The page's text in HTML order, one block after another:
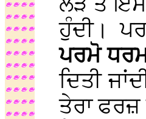
ਹੁੰਦੀ।
ਪਰਮੋ
ਦਿਤੀ
ਤੇਰਾ